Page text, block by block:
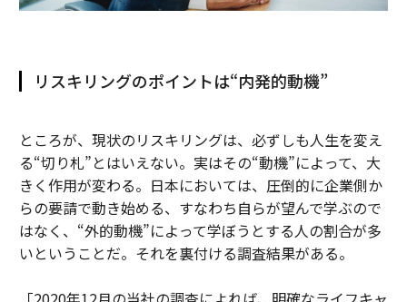
リスキリングのポイントは“内発的動機”
ところが、現状のリスキリングは、必ずしも人生を変え
る“切り札”とはいえない。実はその“動機”によって、大
きく作用が変わる。日本においては、圧倒的に企業側か
らの要請で動き始める、すなわち自らが望んで学ぶので
はなく、“外的動機”によって学ぼうとする人の割合が多
いということだ。それを裏付ける調査結果がある。